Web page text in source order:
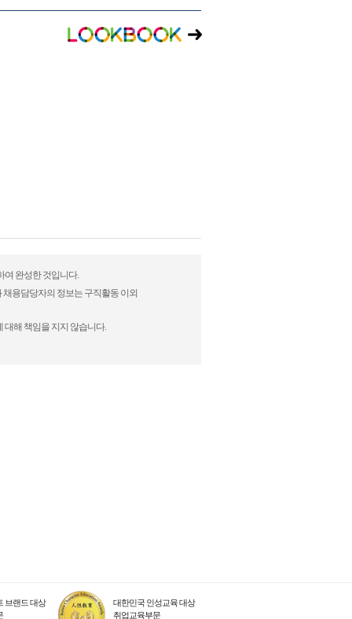
여 완성한 것입니다.
용담당자의 정보는 구직활동 이외
대해 책임을 지지 않습니다.
브랜드 대상
대한민국 인성교육 대상
취업교육부문